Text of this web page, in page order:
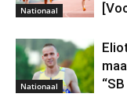
Nationaal
Nationaal